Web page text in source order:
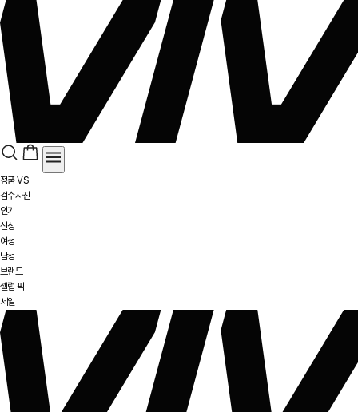
정품 VS
검수사진
인기
신상
여성
남성
브랜드
셀럽 픽
세일